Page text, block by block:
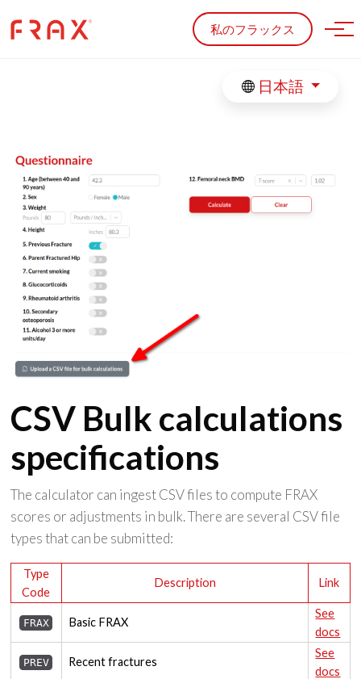
私のフラックス
日本語
CSV Bulk calculations
specifications
The calculator can ingest CSV files to compute FRAX
scores or adjustments in bulk. There are several CSV file
types that can be submitted:
Type
Code
Description Link
FRAX Basic FRAX
See
docs
PREV Recent fractures
See
docs